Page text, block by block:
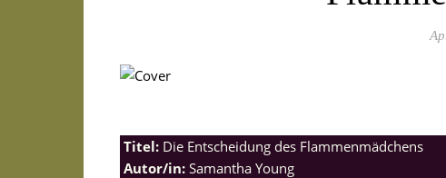
Titel: Die Entscheidung des Flammenmädchens
Autor/in: Samantha Young